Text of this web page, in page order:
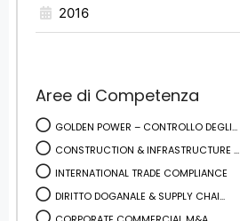
2016
Aree di Competenza
GOLDEN POWER – CONTROLLO DEGLI...
CONSTRUCTION & INFRASTRUCTURE ...
INTERNATIONAL TRADE COMPLIANCE
DIRITTO DOGANALE & SUPPLY CHAI...